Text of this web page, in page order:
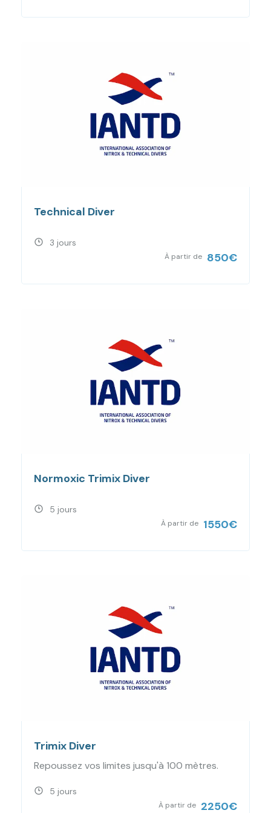
Technical Diver
3 jours
À partir de 850€
Normoxic Trimix Diver
5 jours
À partir de 1550€
Trimix Diver
Repoussez vos limites jusqu'à 100 mètres.
5 jours
À partir de 2250€